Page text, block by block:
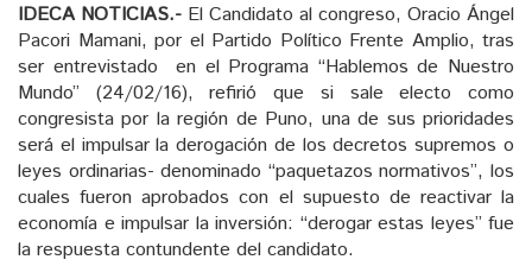
IDECA NOTICIAS.- El Candidato al congreso, Oracio Ángel
Pacori Mamani, por el Partido Político Frente Amplio, tras
ser entrevistado en el Programa “Hablemos de Nuestro
Mundo” (24/02/16), refirió que si sale electo como
congresista por la región de Puno, una de sus prioridades
será el impulsar la derogación de los decretos supremos o
leyes ordinarias- denominado “paquetazos normativos”, los
cuales fueron aprobados con el supuesto de reactivar la
economía e impulsar la inversión: “derogar estas leyes” fue
la respuesta contundente del candidato.